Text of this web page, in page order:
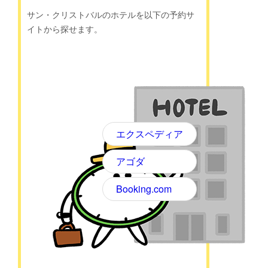
サン・クリストバルのホテルを以下の予約サ
イトから探せます。
エクスペディア
アゴダ
Booking.com